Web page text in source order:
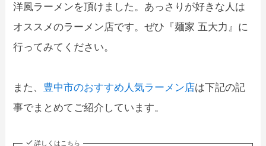
洋風ラーメンを頂けました。あっさりが好きな人は
オススメのラーメン店です。ぜひ『麺家 五大力』に
行ってみてください。
また、 豊中市のおすすめ人気ラーメン店は下記の記
事でまとめてご紹介しています。
詳しくはこちら